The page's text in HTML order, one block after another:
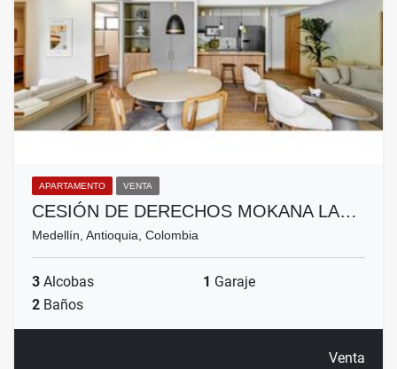
APARTAMENTO VENTA
CESIÓN DE DERECHOS MOKANA LA…
Medellín, Antioquia, Colombia
3 Alcobas 1 Garaje
2 Baños
Venta